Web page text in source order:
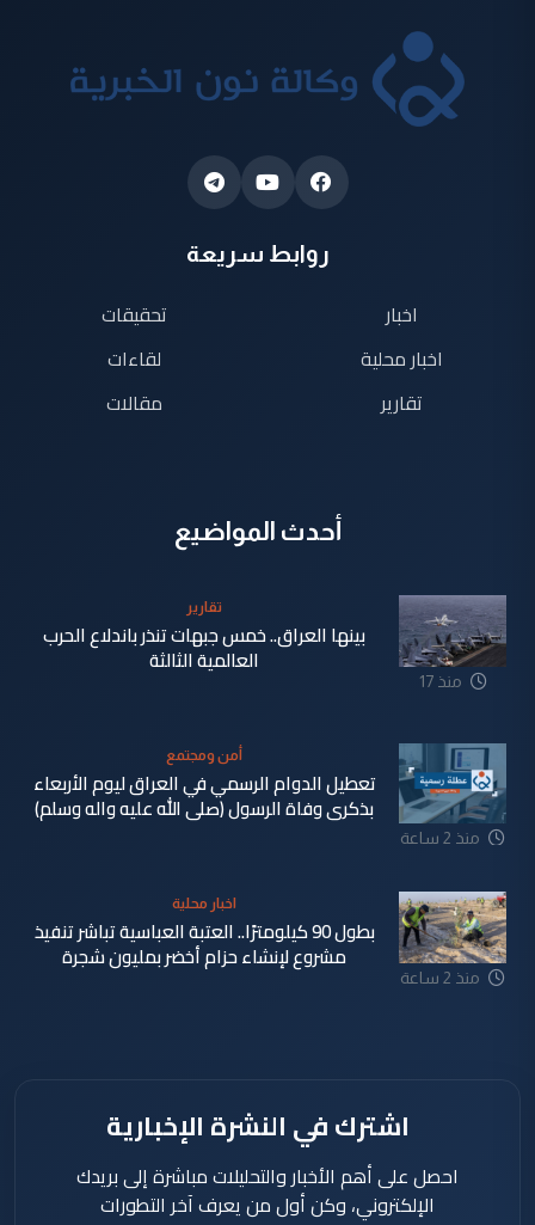
روابط سريعة
اخبار
اخبار محلية
تقارير
تحقيقات
لقاءات
مقالات
أحدث المواضيع
منذ 17
تقارير
بينها العراق.. خمس جبهات تنذر باندلاع الحرب
العالمية الثالثة
منذ 2 ساعة
أمن ومجتمع
تعطيل الدوام الرسمي في العراق ليوم الأربعاء
بذكرى وفاة الرسول (صلى الله عليه واله وسلم)
منذ 2 ساعة
اخبار محلية
بطول 90 كيلومترًا.. العتبة العباسية تباشر تنفيذ
مشروع لإنشاء حزام أخضر بمليون شجرة
اشترك في النشرة الإخبارية
احصل على أهم الأخبار والتحليلات مباشرة إلى بريدك
الإلكتروني، وكن أول من يعرف آخر التطورات